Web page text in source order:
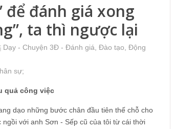
để đánh giá xong
ta thì ngược lại
Dạy - Chuyện 3Đ - Đánh giá, Đào tạo, Động
sự;
quả công việc
dạo những bước chân đầu tiên thế chỗ cho
với anh Sơn - Sếp cũ của tôi từ cái thời